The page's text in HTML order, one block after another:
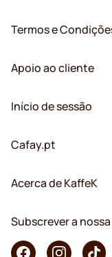
Termos e
Apoio ao cliente
Início de sessão
Cafay.pt
Acerca de KaffeK
Subscrever a